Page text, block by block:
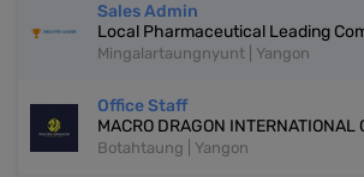
Sales Admin
Local Pharmaceutical Leading
Mingalartaungnyunt | Yangon
Office Staff
MACRO DRAGON INTERNATIONAL
Botahtaung | Yangon